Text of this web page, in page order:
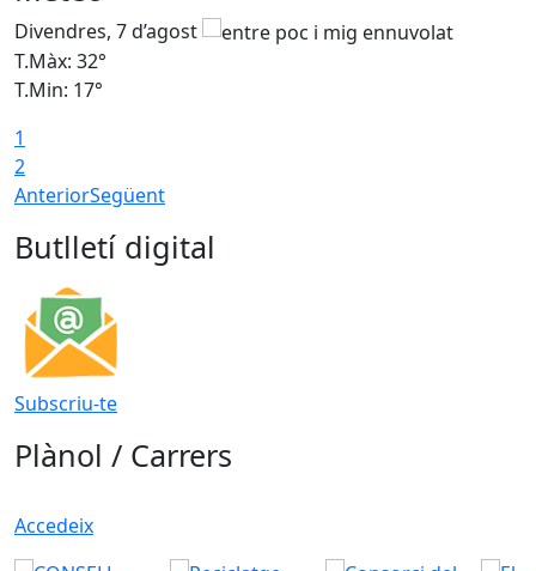
Divendres, 7 d’agost
T.Màx: 32°
T.Min: 17°
1
2
AnteriorSegüent
Butlletí digital
Subscriu-te
Plànol / Carrers
Accedeix